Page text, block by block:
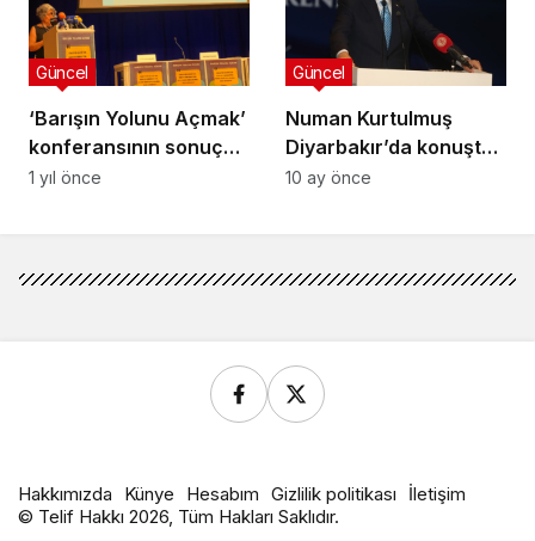
‘Barışın Yolunu Açmak’
konferansının sonuç
bildirgesi: Atılması
Güncel
1 yıl önce
Numan Kurtulmuş
Diyarbakır’da konuştu:
Bu sefer mutlaka
Güncel
10 ay önce
Hakkımızda Künye Hesabım Gizlilik politikası
İletişim
© Telif Hakkı 2026, Tüm Hakları Saklıdır.